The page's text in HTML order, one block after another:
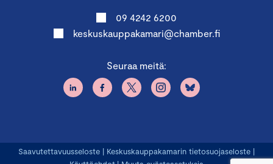
09 4242 6200
keskuskauppakamari@chamber.fi
Seuraa meitä:
Saavutettavuusseloste | Keskuskauppakamarin tietosuojaseloste |